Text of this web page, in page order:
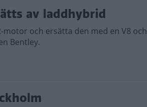
av laddhybrid
motor och ersätta den med en V8 och
Bentley.